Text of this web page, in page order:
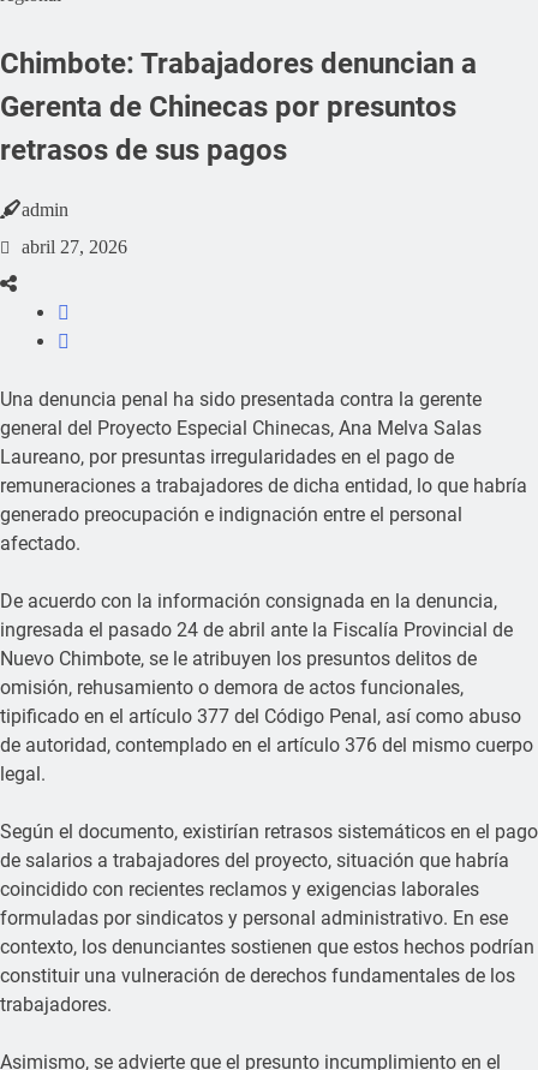
Chimbote: Trabajadores denuncian a
Gerenta de Chinecas por presuntos
retrasos de sus pagos
admin
abril 27, 2026
Una denuncia penal ha sido presentada contra la gerente
general del Proyecto Especial Chinecas, Ana Melva Salas
Laureano, por presuntas irregularidades en el pago de
remuneraciones a trabajadores de dicha entidad, lo que habría
generado preocupación e indignación entre el personal
afectado.
De acuerdo con la información consignada en la denuncia,
ingresada el pasado 24 de abril ante la Fiscalía Provincial de
Nuevo Chimbote, se le atribuyen los presuntos delitos de
omisión, rehusamiento o demora de actos funcionales,
tipificado en el artículo 377 del Código Penal, así como abuso
de autoridad, contemplado en el artículo 376 del mismo cuerpo
legal.
Según el documento, existirían retrasos sistemáticos en el pago
de salarios a trabajadores del proyecto, situación que habría
coincidido con recientes reclamos y exigencias laborales
formuladas por sindicatos y personal administrativo. En ese
contexto, los denunciantes sostienen que estos hechos podrían
constituir una vulneración de derechos fundamentales de los
trabajadores.
Asimismo, se advierte que el presunto incumplimiento en el